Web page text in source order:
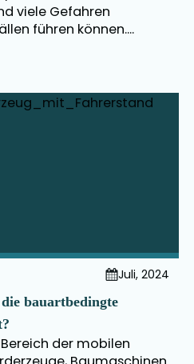
viele Gefahren
führen können....
Juli, 2024
bauartbedingte
der mobilen